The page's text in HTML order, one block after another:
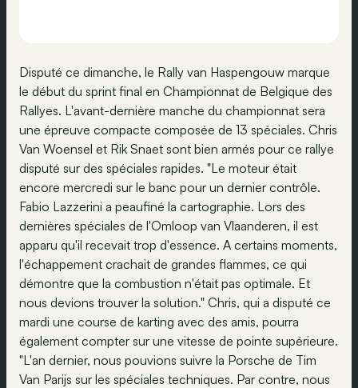
Disputé ce dimanche, le Rally van Haspengouw marque
le début du sprint final en Championnat de Belgique des
Rallyes. L'avant-dernière manche du championnat sera
une épreuve compacte composée de 13 spéciales. Chris
Van Woensel et Rik Snaet sont bien armés pour ce rallye
disputé sur des spéciales rapides. "Le moteur était
encore mercredi sur le banc pour un dernier contrôle.
Fabio Lazzerini a peaufiné la cartographie. Lors des
dernières spéciales de l'Omloop van Vlaanderen, il est
apparu qu'il recevait trop d'essence. A certains moments,
l'échappement crachait de grandes flammes, ce qui
démontre que la combustion n'était pas optimale. Et
nous devions trouver la solution." Chris, qui a disputé ce
mardi une course de karting avec des amis, pourra
également compter sur une vitesse de pointe supérieure.
"L'an dernier, nous pouvions suivre la Porsche de Tim
Van Parijs sur les spéciales techniques. Par contre, nous